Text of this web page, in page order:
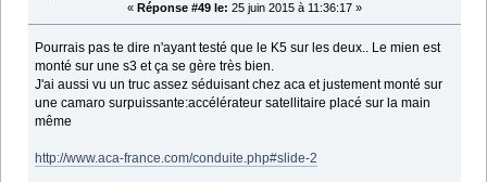
« Réponse #49 le: 25 juin 2015 à 11:36:17 »
Pourrais pas te dire n'ayant testé que le K5 sur les deux.. Le mien est
monté sur une s3 et ça se gère très bien.
J'ai aussi vu un truc assez séduisant chez aca et justement monté sur
une camaro surpuissante:accélérateur satellitaire placé sur la main
même
http://www.aca-france.com/conduite.php#slide-2